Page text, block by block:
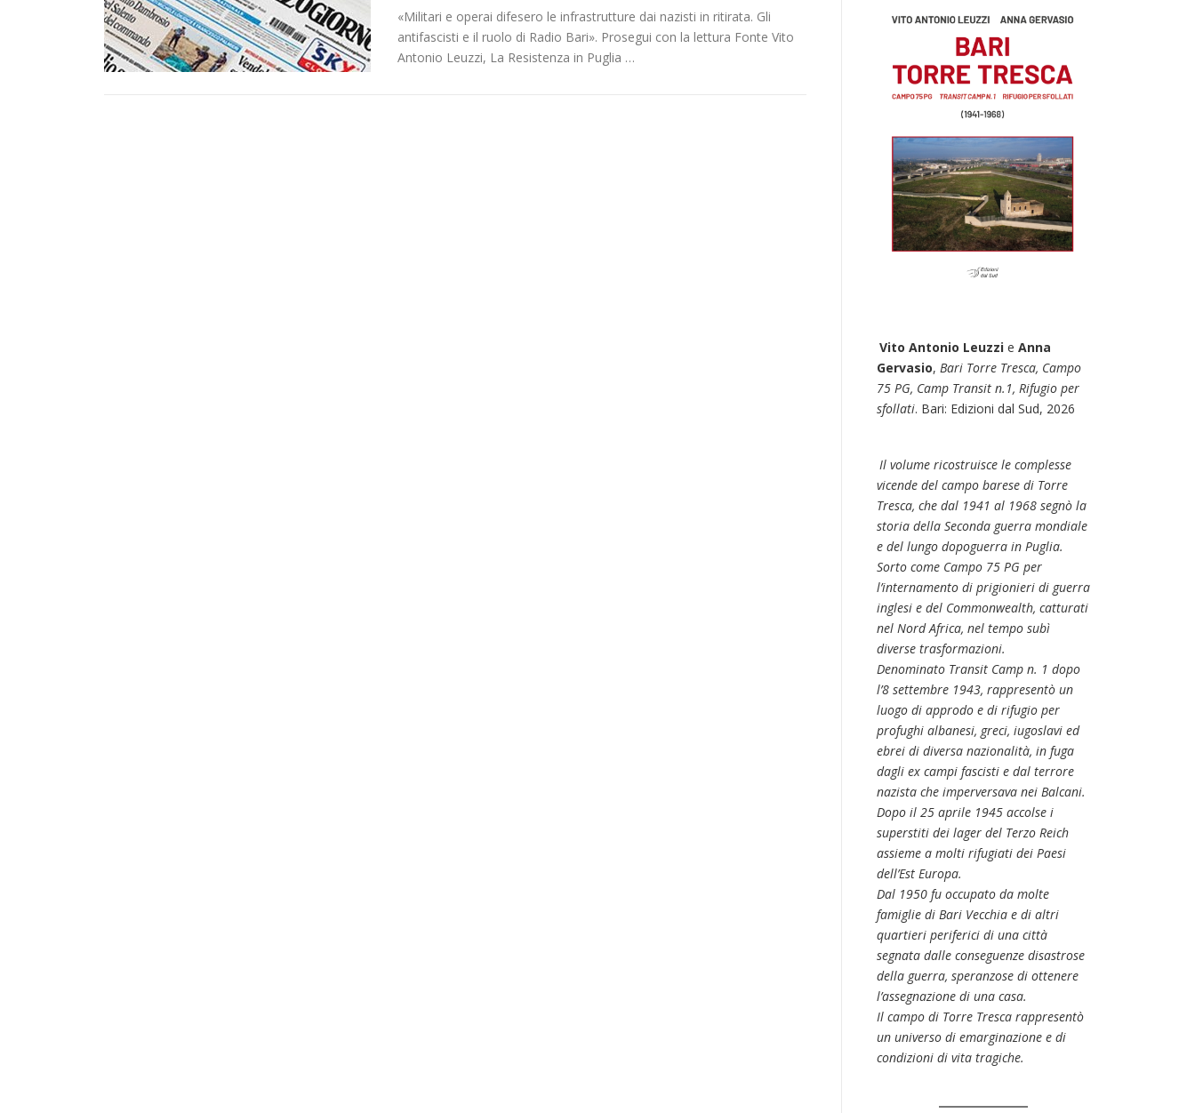
«Militari e operai difesero le infrastrutture dai nazisti in ritirata. Gli
antifascisti e il ruolo di Radio Bari». Prosegui con la lettura Fonte Vito
Antonio Leuzzi, La Resistenza in Puglia …
Vito Antonio Leuzzie Anna
Gervasio, Bari Torre Tresca, Campo
75 PG, Camp Transit n.1, Rifugio per
sfollati. Bari: Edizioni dal Sud, 2026
Il volume ricostruisce le complesse
vicende del campo barese di Torre
Tresca, che dal 1941 al 1968 segnò la
storia della Seconda guerra mondiale
e del lungo dopoguerra in Puglia.
Sorto come Campo 75 PG per
l’internamento di prigionieri di guerra
inglesi e del Commonwealth, catturati
nel Nord Africa, nel tempo subì
diverse trasformazioni.
Denominato Transit Camp n. 1 dopo
l’8 settembre 1943, rappresentò un
luogo di approdo e di rifugio per
profughi albanesi, greci, iugoslavi ed
ebrei di diversa nazionalità, in fuga
dagli ex campi fascisti e dal terrore
nazista che imperversava nei Balcani.
Dopo il 25 aprile 1945 accolse i
superstiti dei lager del Terzo Reich
assieme a molti rifugiati dei Paesi
dell’Est Europa.
Dal 1950 fu occupato da molte
famiglie di Bari Vecchia e di altri
quartieri periferici di una città
segnata dalle conseguenze disastrose
della guerra, speranzose di ottenere
l’assegnazione di una casa.
Il campo di Torre Tresca rappresentò
un universo di emarginazione e di
condizioni di vita tragiche.